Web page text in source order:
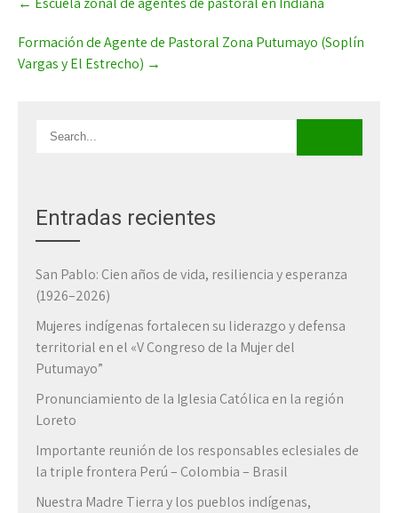
navigation
Formación de Agente de Pastoral Zona Putumayo (Soplín
Vargas y El Estrecho) →
Entradas recientes
San Pablo: Cien años de vida, resiliencia y esperanza
(1926–2026)
Mujeres indígenas fortalecen su liderazgo y defensa
territorial en el «V Congreso de la Mujer del
Putumayo”
Pronunciamiento de la Iglesia Católica en la región
Loreto
Importante reunión de los responsables eclesiales de
la triple frontera Perú – Colombia – Brasil
Nuestra Madre Tierra y los pueblos indígenas,